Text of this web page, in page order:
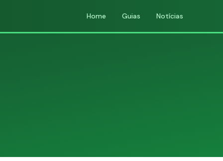
Home Guias Notícias